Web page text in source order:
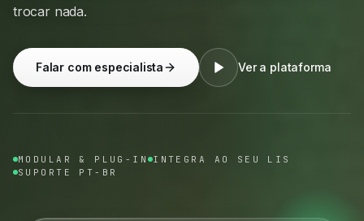
trocar nada.
Falar com especialista Ver a plataforma
MODULAR & PLUG-IN INTEGRA AO SEU LIS
SUPORTE PT-BR